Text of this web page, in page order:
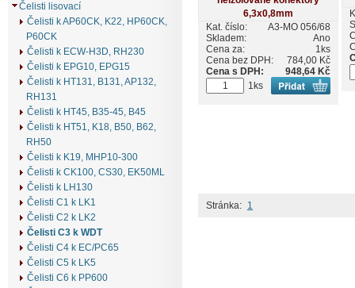
Kat. číslo:
A3-MO 056/68
Skladem:
Ano
Cena za:
1ks
Cena bez DPH:
784,00 Kč
Cena s DPH:
948,64 Kč
1ks
Stránka: 1
Čelisti lisovací
Čelisti k AP60CK, K22, HP60CK,
P60CK
Čelisti k ECW-H3D, RH230
Čelisti k EPG10, EPG15
Čelisti k HT131, B131, AP132,
RH131
Čelisti k HT45, B35-45, B45
Čelisti k HT51, K18, B50, B62,
RH50
Čelisti k K19, MHP10-300
Čelisti k CK100, CS30, EK50ML
Čelisti k LH130
Čelisti C1 k LK1
Čelisti C2 k LK2
Čelisti C3 k WDT
Čelisti C4 k EC/PC65
Čelisti C5 k LK5
Čelisti C6 k PP600